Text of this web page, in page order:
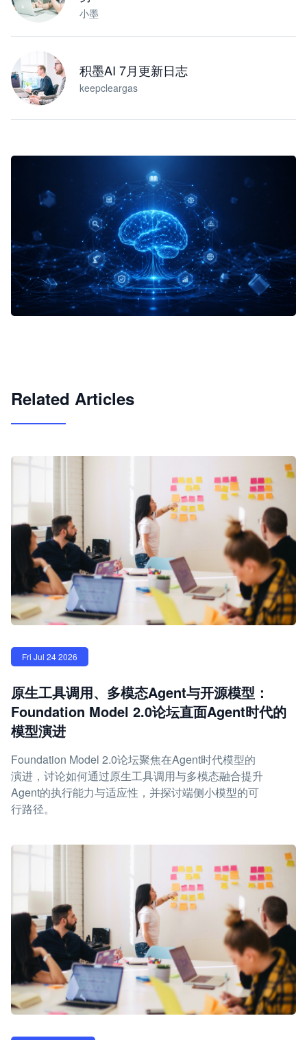
小墨
积墨AI 7月更新日志
keepcleargas
Related Articles
Fri Jul 24 2026
原生工具调用、多模态Agent与开源模型：
Foundation Model 2.0论坛直面Agent时代的
模型演进
Foundation Model 2.0论坛聚焦在Agent时代模型的
演进，讨论如何通过原生工具调用与多模态融合提升
Agent的执行能力与适应性，并探讨端侧小模型的可
行路径。